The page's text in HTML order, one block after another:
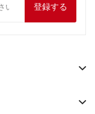
登録する